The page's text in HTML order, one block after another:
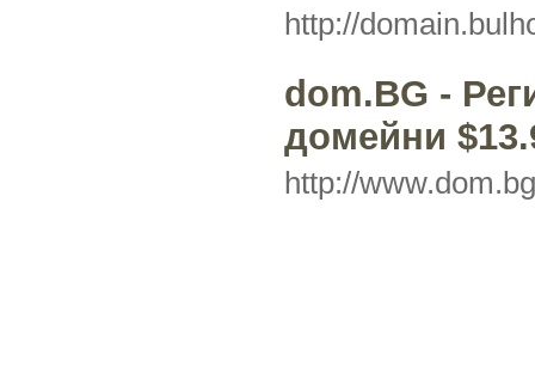
http://
dom.BG -
домейни
http://